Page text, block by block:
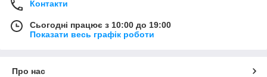
Контакти
Сьогодні працює з 10:00 до 19:00
Показати весь графік роботи
Про нас